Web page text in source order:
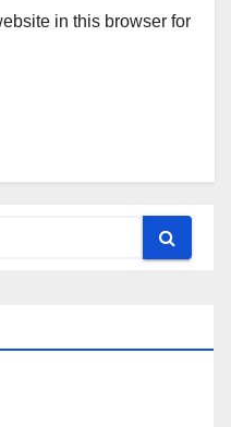
in this browser for